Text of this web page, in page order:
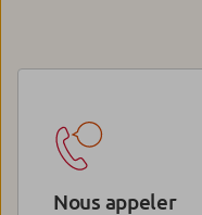
Nous appeler